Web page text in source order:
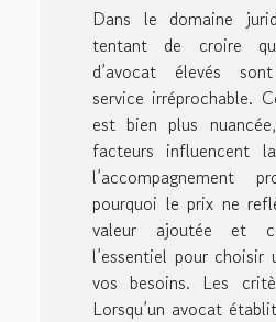
Dans le domaine
tentant de croire
d’avocat élevés
service irréprochable.
est bien plus
facteurs influencent
l’accompagnement
pourquoi le prix ne
valeur ajoutée et
l’essentiel pour
vos besoins. Les
Lorsqu’un avocat